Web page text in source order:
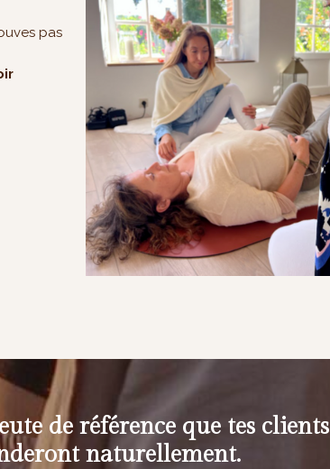
pas
de référence que tes clients
naturellement.